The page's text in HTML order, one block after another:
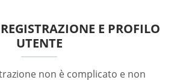
E PROFILO
UTENTE
non è complicato e non